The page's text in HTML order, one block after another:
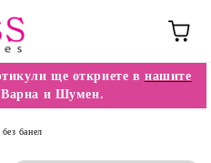
ще откриете в нашите
и Шумен.
банел